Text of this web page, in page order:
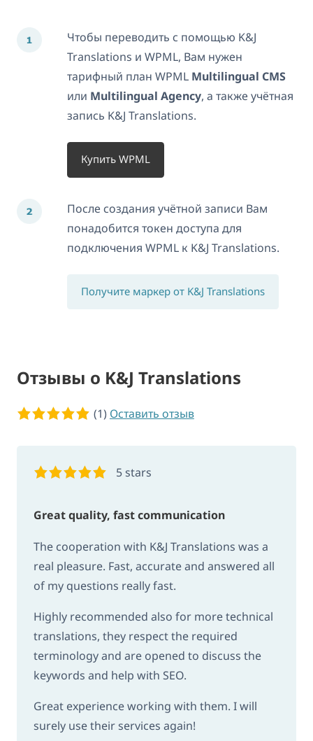
Чтобы переводить с помощью K&J
Translations и WPML, Вам нужен
тарифный план WPML Multilingual CMS
или Multilingual Agency, а также учётная
запись K&J Translations.
Купить WPML
После создания учётной записи Вам
понадобится токен доступа для
подключения WPML к K&J Translations.
Получите маркер от K&J Translations
Отзывы о K&J Translations
5 of 5 stars
(1) Оставить отзыв
5 stars
Great quality, fast communication
The cooperation with K&J Translations was a
real pleasure. Fast, accurate and answered all
of my questions really fast.
Highly recommended also for more technical
translations, they respect the required
terminology and are opened to discuss the
keywords and help with SEO.
Great experience working with them. I will
surely use their services again!